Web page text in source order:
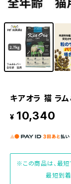
キアオラ 猫 ラ
¥ 10,340
※この商品は、最短
最短到着